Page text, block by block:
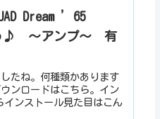
Dream ’65
♪ ～アンプ～ 有
したね。何種類かあります
ンロードはこちら。イン
インストール見た目はこん